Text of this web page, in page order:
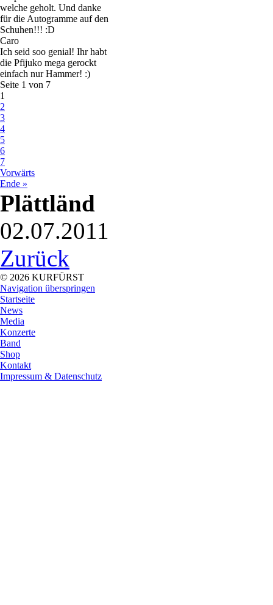
welche geholt. Und danke
für die Autogramme auf den
Schuhen!!! :D
Caro
Ich seid soo genial! Ihr habt
die Pfijuko mega gerockt
einfach nur Hammer! :)
Seite 1 von 7
1
2
3
4
5
6
7
Vorwärts
Ende »
Plättländ
02.07.2011
Zurück
© 2026 KURFÜRST
Navigation überspringen
Startseite
News
Media
Konzerte
Band
Shop
Kontakt
Impressum & Datenschutz